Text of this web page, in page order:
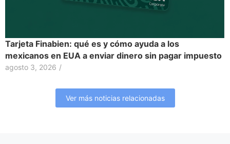
Tarjeta Finabien: qué es y cómo ayuda a los
mexicanos en EUA a enviar dinero sin pagar impuesto
agosto 3, 2026 /
Ver más noticias relacionadas